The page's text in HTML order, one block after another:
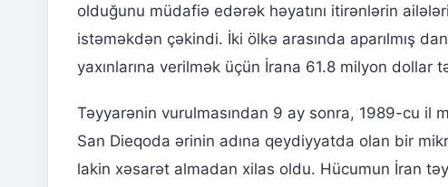
olduğunu müdafiə edərək həyatını itirənlərin
istəməkdən çəkindi. İki ölkə arasında aparılmış
yaxınlarına verilmək üçün İrana 61.8 milyon dollar
Təyyarənin vurulmasından 9 ay sonra, 1989-cu il
San Dieqoda ərinin adına qeydiyyatda olan bir
lakin xəsarət almadan xilas oldu. Hücumun İran